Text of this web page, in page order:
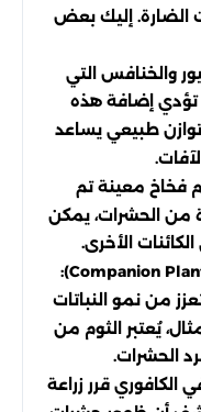
الضارة. إليك بعض
والخنافس التي
تؤدي إضافة هذه
توازن طبيعي يساعد
فخاخ معينة تم
من الحشرات، يمكن
الأخرى.
استراتيجية الازدواج القريب (Companion Planting):
من نمو النباتات
يُعتبر الثوم من
الحشرات.
الكافوري قرر زراعة